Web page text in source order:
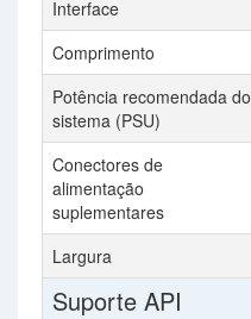
Interface
Comprimento
Potência recomendada do
sistema (PSU)
Conectores de
alimentação
suplementares
Largura
Suporte API